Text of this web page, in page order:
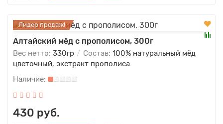
Лидер продаж!
Алтайский мёд с прополисом, 300г
Вес нетто: 330гр Состав: 100% натуральный мёд
цветочный, экстракт прополиса.
430 руб.